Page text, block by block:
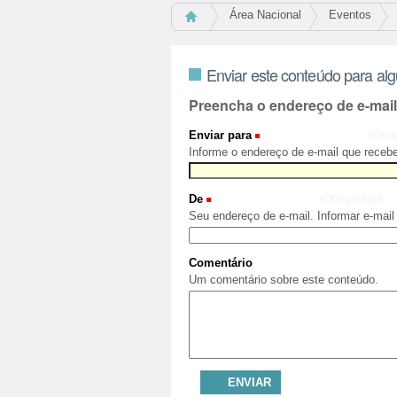
Área Nacional Eventos
Enviar este conteúdo para
Preencha o endereço de e-
Enviar para
Informe o endereço de e-mail que
De
Seu endereço de e-mail. Informar e-
Comentário
Um comentário sobre este conteúdo.